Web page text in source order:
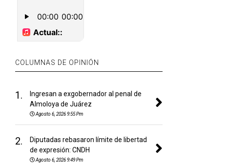
COLUMNAS DE OPINIÓN
1.
Ingresan a exgobernador al penal de
Almoloya de Juárez
Agosto 6, 2026 9:55 Pm
2.
Diputadas rebasaron límite de libertad
de expresión: CNDH
Agosto 6, 2026 9:49 Pm